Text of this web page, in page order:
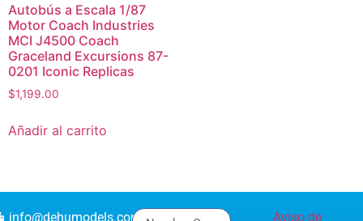
Autobús a Escala 1/87
Motor Coach Industries
MCI J4500 Coach
Graceland Excursions 87-
0201 Iconic Replicas
$1,199.00
Añadir al carrito
info@dehumodels.com
Aviso de